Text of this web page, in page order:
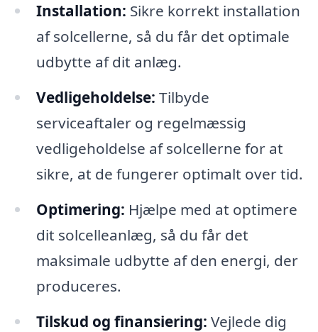
Installation: Sikre korrekt installation
af solcellerne, så du får det optimale
udbytte af dit anlæg.
Vedligeholdelse: Tilbyde
serviceaftaler og regelmæssig
vedligeholdelse af solcellerne for at
sikre, at de fungerer optimalt over tid.
Optimering: Hjælpe med at optimere
dit solcelleanlæg, så du får det
maksimale udbytte af den energi, der
produceres.
Tilskud og finansiering: Vejlede dig